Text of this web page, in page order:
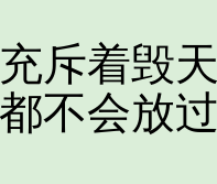
着毁天
不会放